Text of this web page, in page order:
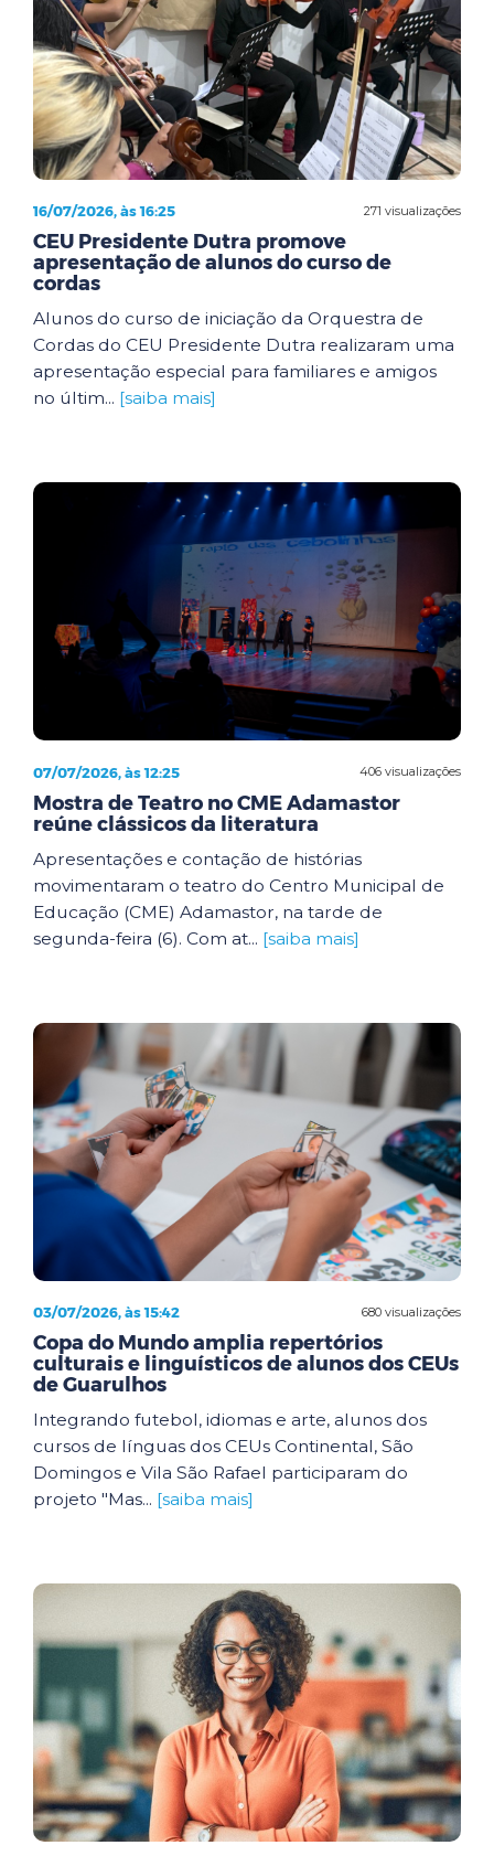
271 visualizações
16/07/2026, às 16:25
CEU Presidente Dutra promove
apresentação de alunos do curso de
cordas
Alunos do curso de iniciação da Orquestra de
Cordas do CEU Presidente Dutra realizaram uma
apresentação especial para familiares e amigos
no últim... [saiba mais]
406 visualizações
07/07/2026, às 12:25
Mostra de Teatro no CME Adamastor
reúne clássicos da literatura
Apresentações e contação de histórias
movimentaram o teatro do Centro Municipal de
Educação (CME) Adamastor, na tarde de
segunda-feira (6). Com at... [saiba mais]
680 visualizações
03/07/2026, às 15:42
Copa do Mundo amplia repertórios
culturais e linguísticos de alunos dos CEUs
de Guarulhos
Integrando futebol, idiomas e arte, alunos dos
cursos de línguas dos CEUs Continental, São
Domingos e Vila São Rafael participaram do
projeto "Mas... [saiba mais]